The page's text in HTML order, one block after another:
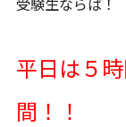
平日は５
間！！